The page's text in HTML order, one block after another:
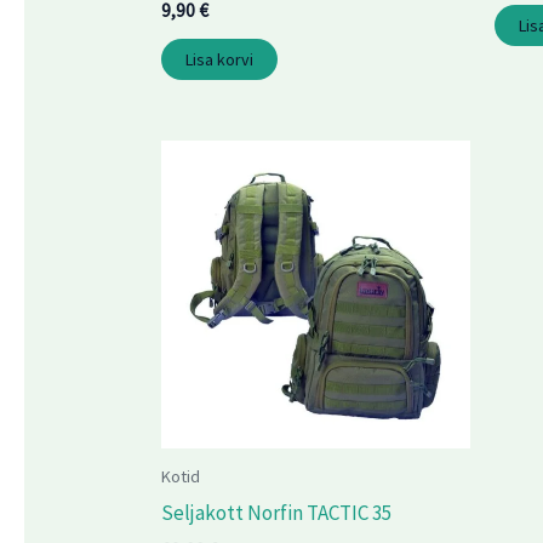
9,90€
Lisa korvi
Kotid
Seljakott Norfin TACTIC 35